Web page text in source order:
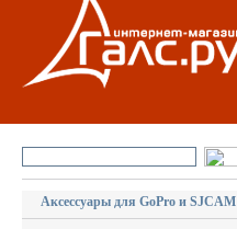
Аксессуары для GoPro и SJCAM